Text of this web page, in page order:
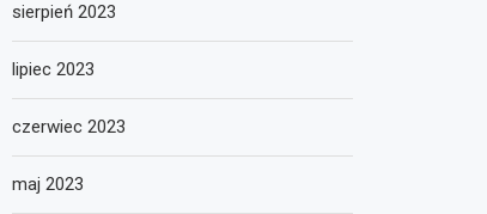
sierpień 2023
lipiec 2023
czerwiec 2023
maj 2023